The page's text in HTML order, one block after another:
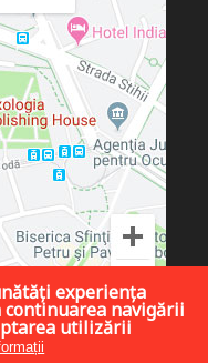
experiența
continuarea navigării
utilizării